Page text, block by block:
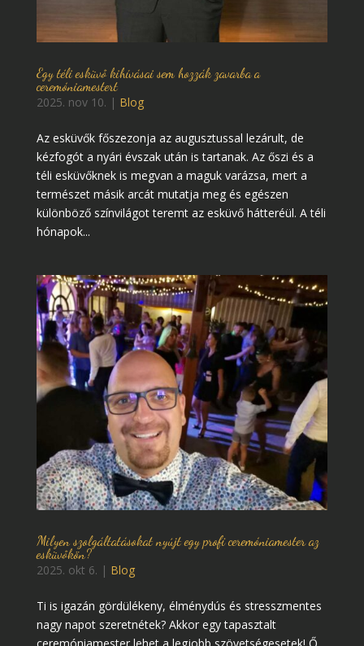
Egy téli esküvő kihívásai sem hozzák zavarba a
ceremóniamestert
2025. nov 10. | Blog
Az esküvők főszezonja az augusztussal lezárult, de
kézfogót a nyári évszak után is tartanak. Az őszi és a
téli esküvőknek is megvan a maguk varázsa, mert a
természet másik arcát mutatja meg és egészen
különböző színvilágot teremt az esküvő hátteréül. A téli
hónapok...
Milyen szolgáltatásokat nyújt egy profi ceremóniamester az
esküvőkön?
2025. okt 6. | Blog
Ti is igazán gördülékeny, élménydús és stresszmentes
nagy napot szeretnétek? Akkor egy tapasztalt